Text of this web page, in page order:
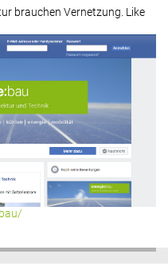
brauchen Vernetzung. Like